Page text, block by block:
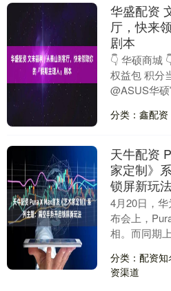
华盛配资
厅，快来
剧本
👇 华硕商城
权益包 积分
@ASUS华
分类：鑫配资
天牛配资
家定制》
锁屏新玩
4月20日，
布会上，
相。而同期
分类：配资
资渠道